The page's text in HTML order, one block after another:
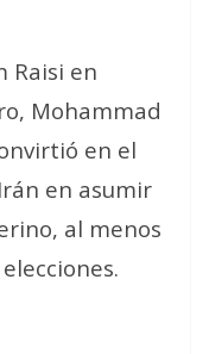
Raisi en
Mohammad
en el
en asumir
al menos